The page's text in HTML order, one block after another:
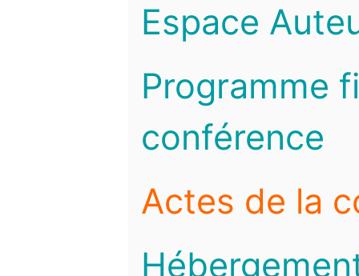
Espace
Programme
conférence
Actes de la